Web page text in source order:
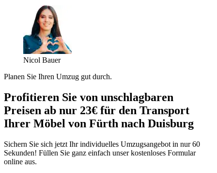
Nicol Bauer
Planen Sie Ihren Umzug gut durch.
Profitieren Sie von unschlagbaren
Preisen ab nur 23€ für den Transport
Ihrer Möbel von Fürth nach Duisburg
Sichern Sie sich jetzt Ihr individuelles Umzugsangebot in nur 60
Sekunden! Füllen Sie ganz einfach unser kostenloses Formular
online aus.